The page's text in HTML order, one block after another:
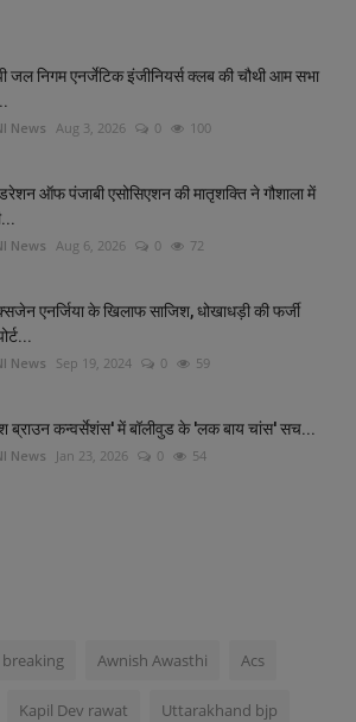
जल निगम एनर्जेटिक इंजीनियर्स क्लब की चौथी आम सभा
News Aug 3, 2026 0 100
ऑफ पंजाबी एसोसिएशन की मातृशक्ति ने गौशाला में
News Aug 6, 2026 0 72
एनर्जिया के खिलाफ साजिश, धोखाधड़ी की फर्जी
News Sep 19, 2024 0 59
ब्राउन कन्वर्सेशंस' में बॉलीवुड के 'लक बाय चांस' सच...
News Jan 23, 2026 0 54
Awnish Awasthi Acs
Kapil Dev rawat Uttarakhand bjp